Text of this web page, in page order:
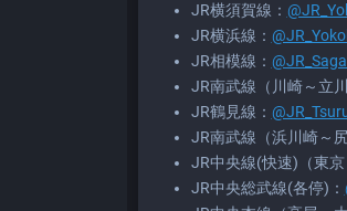
JR横須賀線：
JR横浜線：
JR相模線：
JR南武線（川崎～立川
JR鶴見線：
JR南武線（浜川崎～
JR中央線(快速)（東京
JR中央総武線(各停)：